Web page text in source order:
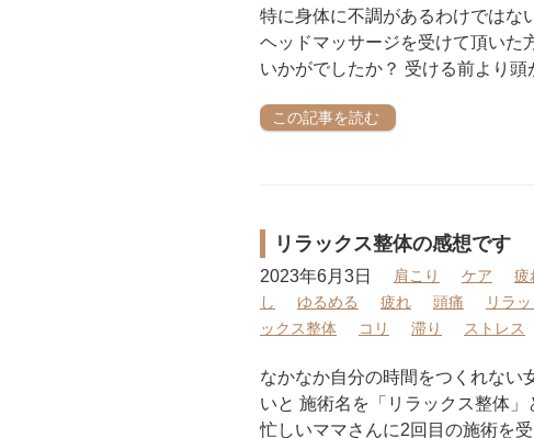
特に身体に不調があるわけではな
ヘッドマッサージを受けて頂いた
いかがでしたか？ 受ける前より
この記事を読む
リラックス整体の感想です
2023年6月3日 肩こり ケア 疲
し
ゆるめる 疲れ 頭痛 リラ
ックス整体
コリ 滞り ストレス
なかなか自分の時間をつくれない
いと 施術名を「リラックス整体
忙しいママさんに2回目の施術を